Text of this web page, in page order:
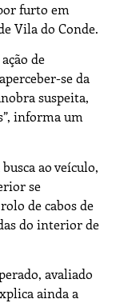
furto em
Vila do Conde.
de
se da
suspeita,
informa um
ao veículo,
se
de cabos de
do interior de
avaliado
ainda a